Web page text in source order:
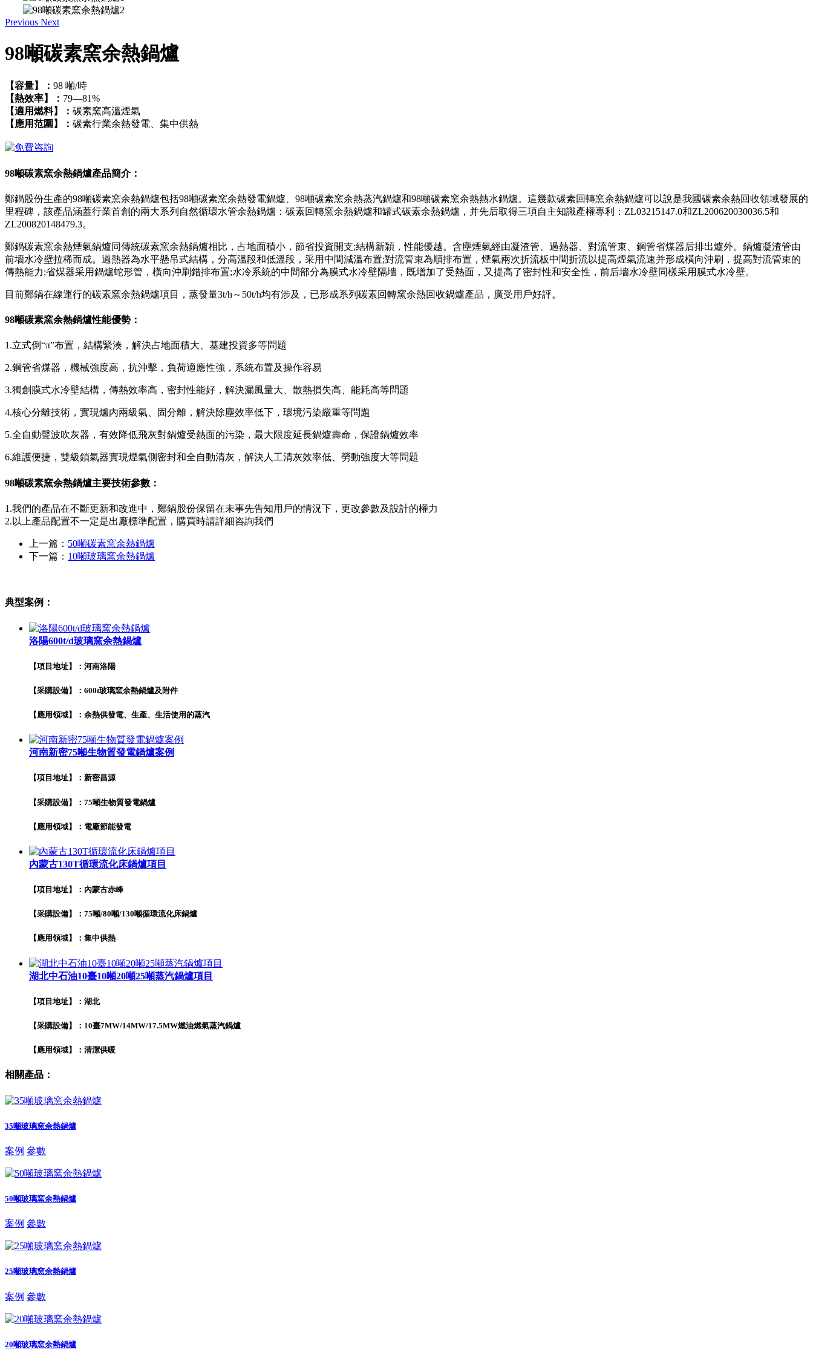
Previous Next
98噸碳素窯余熱鍋爐
【容量】： 98 噸/時
【熱效率】： 79—81%
【適用燃料】： 碳素窯高溫煙氣
【應用范圍】： 碳素行業余熱發電、集中供熱
98噸碳素窯余熱鍋爐產品簡介：
鄭鍋股份生產的98噸碳素窯余熱鍋爐包括98噸碳素窯余熱發電鍋爐、98噸碳素窯余熱蒸汽鍋爐和98噸碳素窯余熱熱水鍋爐。這幾款碳素回轉窯余熱鍋爐可以說是我國碳素余熱回收領域發展的
里程碑，該產品涵蓋行業首創的兩大系列自然循環水管余熱鍋爐：碳素回轉窯余熱鍋爐和罐式碳素余熱鍋爐，并先后取得三項自主知識產權專利：ZL03215147.0和ZL200620030036.5和
ZL200820148479.3。
鄭鍋碳素窯余熱煙氣鍋爐同傳統碳素窯余熱鍋爐相比，占地面積小，節省投資開支;結構新穎，性能優越。含塵煙氣經由凝渣管、過熱器、對流管束、鋼管省煤器后排出爐外。鍋爐凝渣管由
前墻水冷壁拉稀而成。過熱器為水平懸吊式結構，分高溫段和低溫段，采用中間減溫布置;對流管束為順排布置，煙氣兩次折流板中間折流以提高煙氣流速并形成橫向沖刷，提高對流管束的
傳熱能力;省煤器采用鍋爐蛇形管，橫向沖刷錯排布置;水冷系統的中間部分為膜式水冷壁隔墻，既增加了受熱面，又提高了密封性和安全性，前后墻水冷壁同樣采用膜式水冷壁。
目前鄭鍋在線運行的碳素窯余熱鍋爐項目，蒸發量3t/h～50t/h均有涉及，已形成系列碳素回轉窯余熱回收鍋爐產品，廣受用戶好評。
98噸碳素窯余熱鍋爐性能優勢：
1.立式倒“π”布置，結構緊湊，解決占地面積大、基建投資多等問題
2.鋼管省煤器，機械強度高，抗沖擊，負荷適應性強，系統布置及操作容易
3.獨創膜式水冷壁結構，傳熱效率高，密封性能好，解決漏風量大、散熱損失高、能耗高等問題
4.核心分離技術，實現爐內兩級氣、固分離，解決除塵效率低下，環境污染嚴重等問題
5.全自動聲波吹灰器，有效降低飛灰對鍋爐受熱面的污染，最大限度延長鍋爐壽命，保證鍋爐效率
6.維護便捷，雙級鎖氣器實現煙氣側密封和全自動清灰，解決人工清灰效率低、勞動強度大等問題
98噸碳素窯余熱鍋爐主要技術參數：
1.我們的產品在不斷更新和改進中，鄭鍋股份保留在未事先告知用戶的情況下，更改參數及設計的權力
2.以上產品配置不一定是出廠標準配置，購買時請詳細咨詢我們
上一篇： 50噸碳素窯余熱鍋爐
下一篇： 10噸玻璃窯余熱鍋爐
典型案例：
洛陽600t/d玻璃窯余熱鍋爐
【項目地址】：河南洛陽
【采購設備】：600t玻璃窯余熱鍋爐及附件
【應用領域】：余熱供發電、生產、生活使用的蒸汽
河南新密75噸生物質發電鍋爐案例
【項目地址】：新密昌源
【采購設備】：75噸生物質發電鍋爐
【應用領域】：電廠節能發電
內蒙古130T循環流化床鍋爐項目
【項目地址】：內蒙古赤峰
【采購設備】：75噸/80噸/130噸循環流化床鍋爐
【應用領域】：集中供熱
湖北中石油10臺10噸20噸25噸蒸汽鍋爐項目
【項目地址】：湖北
【采購設備】：10臺7MW/14MW/17.5MW燃油燃氣蒸汽鍋爐
【應用領域】：清潔供暖
相關產品：
35噸玻璃窯余熱鍋爐
案例 參數
50噸玻璃窯余熱鍋爐
案例 參數
25噸玻璃窯余熱鍋爐
案例 參數
20噸玻璃窯余熱鍋爐